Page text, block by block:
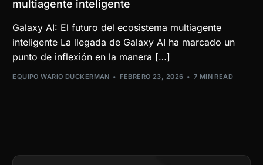
multiagente inteligente
Galaxy AI: El futuro del ecosistema multiagente
inteligente La llegada de Galaxy AI ha marcado un
punto de inflexión en la manera […]
EQUIPO WARIO DUCKERMAN FEBRERO 23, 2026 7 MIN READ